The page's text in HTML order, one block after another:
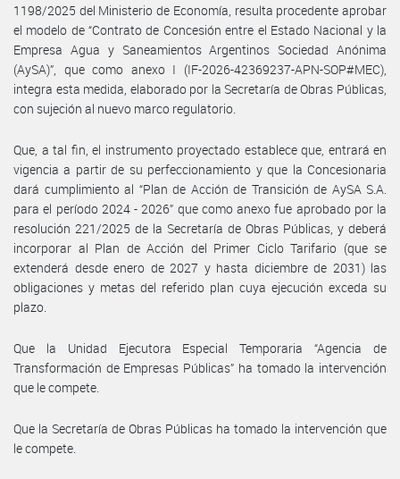
1198/2025 del Ministerio de Economía, resulta procedente aprobar
el modelo de “Contrato de Concesión entre el Estado Nacional y la
Empresa Agua y Saneamientos Argentinos Sociedad Anónima
(AySA)”, que como anexo I (IF-2026-42369237-APN-SOP#MEC),
integra esta medida, elaborado por la Secretaría de Obras Públicas,
con sujeción al nuevo marco regulatorio.
Que, a tal fin, el instrumento proyectado establece que, entrará en
vigencia a partir de su perfeccionamiento y que la Concesionaria
dará cumplimiento al “Plan de Acción de Transición de AySA S.A.
para el período 2024 - 2026” que como anexo fue aprobado por la
resolución 221/2025 de la Secretaría de Obras Públicas, y deberá
incorporar al Plan de Acción del Primer Ciclo Tarifario (que se
extenderá desde enero de 2027 y hasta diciembre de 2031) las
obligaciones y metas del referido plan cuya ejecución exceda su
plazo.
Que la Unidad Ejecutora Especial Temporaria “Agencia de
Transformación de Empresas Públicas” ha tomado la intervención
que le compete.
Que la Secretaría de Obras Públicas ha tomado la intervención que
le compete.